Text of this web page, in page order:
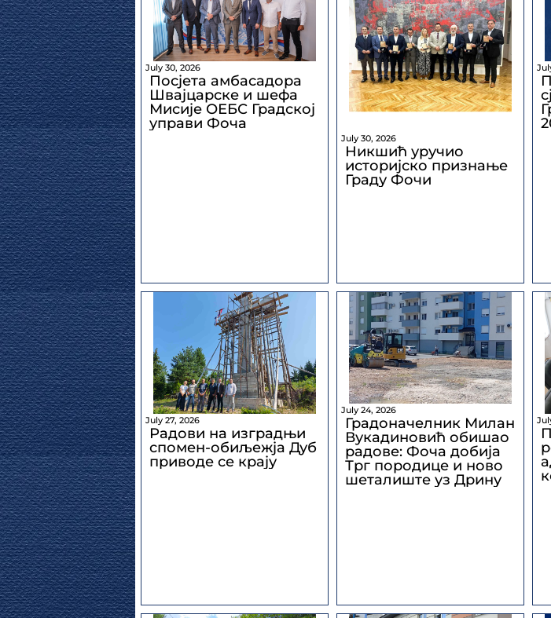
July 30, 2026
Посјета амбасадора
Швајцарске и шефа
Мисије ОЕБС Градској
управи Фоча
July 30, 2026
Никшић уручио
историјско признање
Граду Фочи
July 27, 2026
Радови на изградњи
спомен-обиљежја Дуб
приводе се крају
July 24, 2026
Градоначелник Милан
Вукадиновић обишао
радове: Фоча добија
Трг породице и ново
шеталиште уз Дрину